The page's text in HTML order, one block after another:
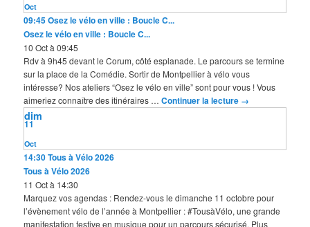
Oct
09:45Osez le vélo en ville : Boucle C...
Osez le vélo en ville : Boucle C...
10 Oct à 09:45
Rdv à 9h45 devant le Corum, côté esplanade. Le parcours se termine
sur la place de la Comédie. Sortir de Montpellier à vélo vous
intéresse? Nos ateliers “Osez le vélo en ville” sont pour vous ! Vous
aimeriez connaître des itinéraires …Continuer la lecture →
Oct
11
dim
14:30Tous à Vélo 2026
Tous à Vélo 2026
11 Oct à 14:30
Marquez vos agendas : Rendez-vous le dimanche 11 octobre pour
l’évènement vélo de l’année à Montpellier : #TousàVélo, une grande
manifestation festive en musique pour un parcours sécurisé. Plus